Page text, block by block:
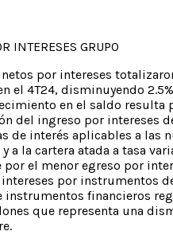
INTERESES GRUPO
por intereses
el 4T24, disminuyendo
en el saldo
del ingreso por intereses
de interés aplicables a las
a la cartera atada a tasa
el menor egreso por
por instrumentos
instrumentos financieros
que representa una